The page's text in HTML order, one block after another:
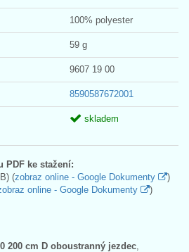
100% polyester
59 g
9607 19 00
8590587672001
skladem
PDF ke stažení:
(zobraz online - Google Dokumenty
)
online - Google Dokumenty )
200 cm D oboustranný jezdec